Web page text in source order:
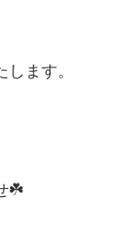
ます。
☘️